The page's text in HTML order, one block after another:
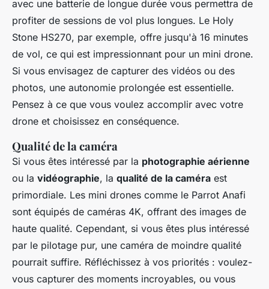
avec une batterie de longue durée vous permettra de
profiter de sessions de vol plus longues. Le Holy
Stone HS270, par exemple, offre jusqu'à 16 minutes
de vol, ce qui est impressionnant pour un mini drone.
Si vous envisagez de capturer des vidéos ou des
photos, une autonomie prolongée est essentielle.
Pensez à ce que vous voulez accomplir avec votre
drone et choisissez en conséquence.
Qualité de la caméra
Si vous êtes intéressé par la photographie aérienne
ou la vidéographie, la qualité de la caméra est
primordiale. Les mini drones comme le Parrot Anafi
sont équipés de caméras 4K, offrant des images de
haute qualité. Cependant, si vous êtes plus intéressé
par le pilotage pur, une caméra de moindre qualité
pourrait suffire. Réfléchissez à vos priorités : voulez-
vous capturer des moments incroyables, ou vous